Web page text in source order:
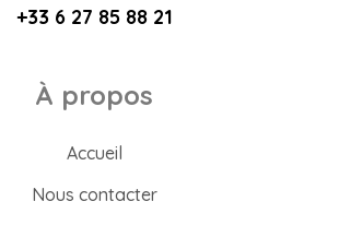
+33 6 27 85 88 21
À propos
Accueil
Nous contacter